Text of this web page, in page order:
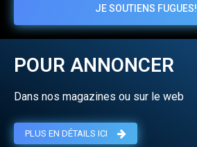
JE SOUTIENS FUGUES!
POUR ANNONCER
Dans nos magazines ou sur le web
PLUS EN DÉTAILS ICI